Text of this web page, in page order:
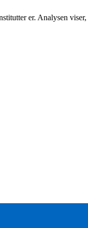
er. Analysen